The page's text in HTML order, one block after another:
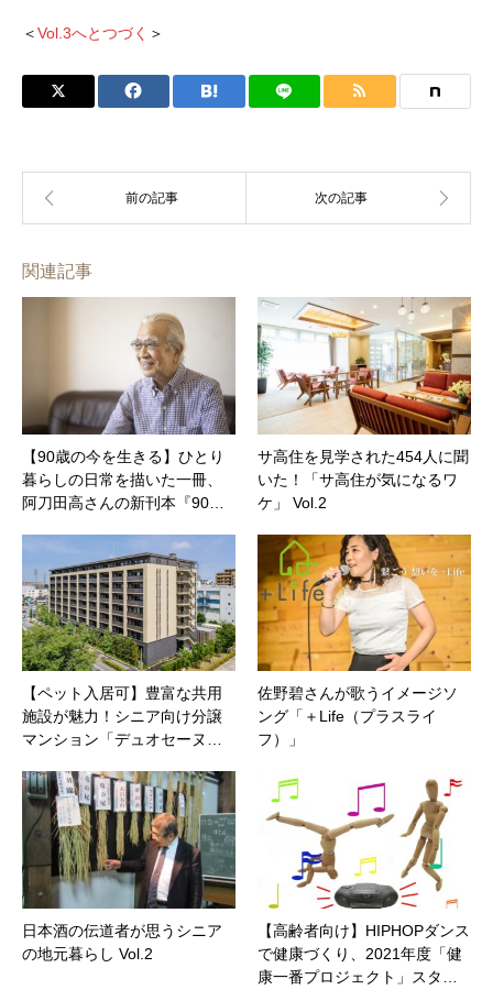
＜Vol.3へとつづく ＞
関連記事
【90歳の今を生きる】ひとり
暮らしの日常を描いた一冊、
阿刀田高さんの新刊本『90…
サ高住を見学された454人に聞
いた！「サ高住が気になるワ
ケ」 Vol.2
【ペット入居可】豊富な共用
施設が魅力！シニア向け分譲
マンション「デュオセーヌ…
佐野碧さんが歌うイメージソ
ング「＋Life（プラスライ
フ）」
日本酒の伝道者が思うシニア
の地元暮らし Vol.2
【高齢者向け】HIPHOPダンス
で健康づくり、2021年度「健
康一番プロジェクト」スタ…